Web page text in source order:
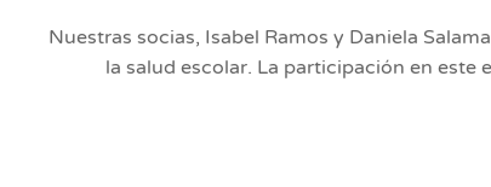
Nuestras socias, Isabel Ramos y Daniela
la salud escolar. La participación en